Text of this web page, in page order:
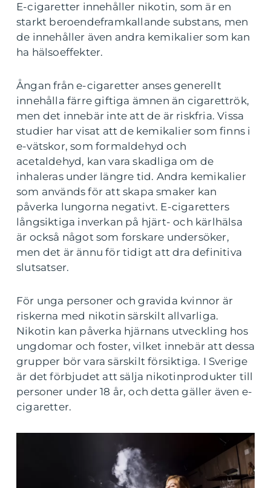
E-cigaretter innehåller nikotin, som är en
starkt beroendeframkallande substans, men
de innehåller även andra kemikalier som kan
ha hälsoeffekter.
Ångan från e-cigaretter anses generellt
innehålla färre giftiga ämnen än cigarettrök,
men det innebär inte att de är riskfria. Vissa
studier har visat att de kemikalier som finns i
e-vätskor, som formaldehyd och
acetaldehyd, kan vara skadliga om de
inhaleras under längre tid. Andra kemikalier
som används för att skapa smaker kan
påverka lungorna negativt. E-cigaretters
långsiktiga inverkan på hjärt- och kärlhälsa
är också något som forskare undersöker,
men det är ännu för tidigt att dra definitiva
slutsatser.
För unga personer och gravida kvinnor är
riskerna med nikotin särskilt allvarliga.
Nikotin kan påverka hjärnans utveckling hos
ungdomar och foster, vilket innebär att dessa
grupper bör vara särskilt försiktiga. I Sverige
är det förbjudet att sälja nikotinprodukter till
personer under 18 år, och detta gäller även e-
cigaretter.